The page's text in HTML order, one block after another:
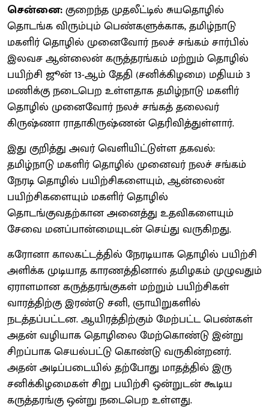
சென்னை:குறைந்த முதலீட்டில் சுயதொழில்
தொடங்க விரும்பும் பெண்களுக்காக, தமிழ்நாடு
மகளிர் தொழில் முனைவோர் நலச் சங்கம் சார்பில்
இலவச ஆன்லைன் கருத்தரங்கம் மற்றும் தொழில்
பயிற்சி ஜூன் 13-ஆம் தேதி (சனிக்கிழமை) மதியம் 3
மணிக்கு நடைபெற உள்ளதாக தமிழ்நாடு மகளிர்
தொழில் முனைவோர் நலச் சங்கத் தலைவர்
கிருஷ்ணா ராதாகிருஷ்ணன் தெரிவித்துள்ளார்.
இது குறித்து அவர் வெளியிட்டுள்ள தகவல்:
தமிழ்நாடு மகளிர் தொழில் முனைவர் நலச் சங்கம்
நேரடி தொழில் பயிற்சிகளையும், ஆன்லைன்
பயிற்சிகளையும் மகளிர் தொழில்
தொடங்குவதற்கான அனைத்து உதவிகளையும்
சேவை மனப்பான்மையுடன் செய்து வருகிறது.
கரோனா காலகட்டத்தில் நேரடியாக தொழில் பயிற்சி
அளிக்க முடியாத காரணத்தினால் தமிழகம் முழுவதும்
ஏராளமான கருத்தரங்குகள் மற்றும் பயிற்சிகள்
வாரத்திற்கு இரண்டு சனி, ஞாயிறுகளில்
நடத்தப்பட்டன. ஆயிரத்திற்கும் மேற்பட்ட பெண்கள்
அதன் வழியாக தொழிலை மேற்கொண்டு இன்று
சிறப்பாக செயல்பட்டு கொண்டு வருகின்றனர்.
அதன் அடிப்படையில் தற்போது மாதத்தில் இரு
சனிக்கிழமைகள் சிறு பயிற்சி ஒன்றுடன் கூடிய
கருத்தரங்கு ஒன்று நடைபெற உள்ளது.